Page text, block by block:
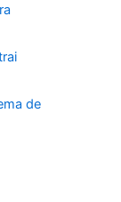
de